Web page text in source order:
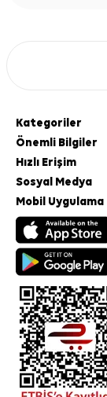
Kategoriler
Önemli Bilgiler
Hızlı Erişim
Sosyal Medya
Mobil Uygulama